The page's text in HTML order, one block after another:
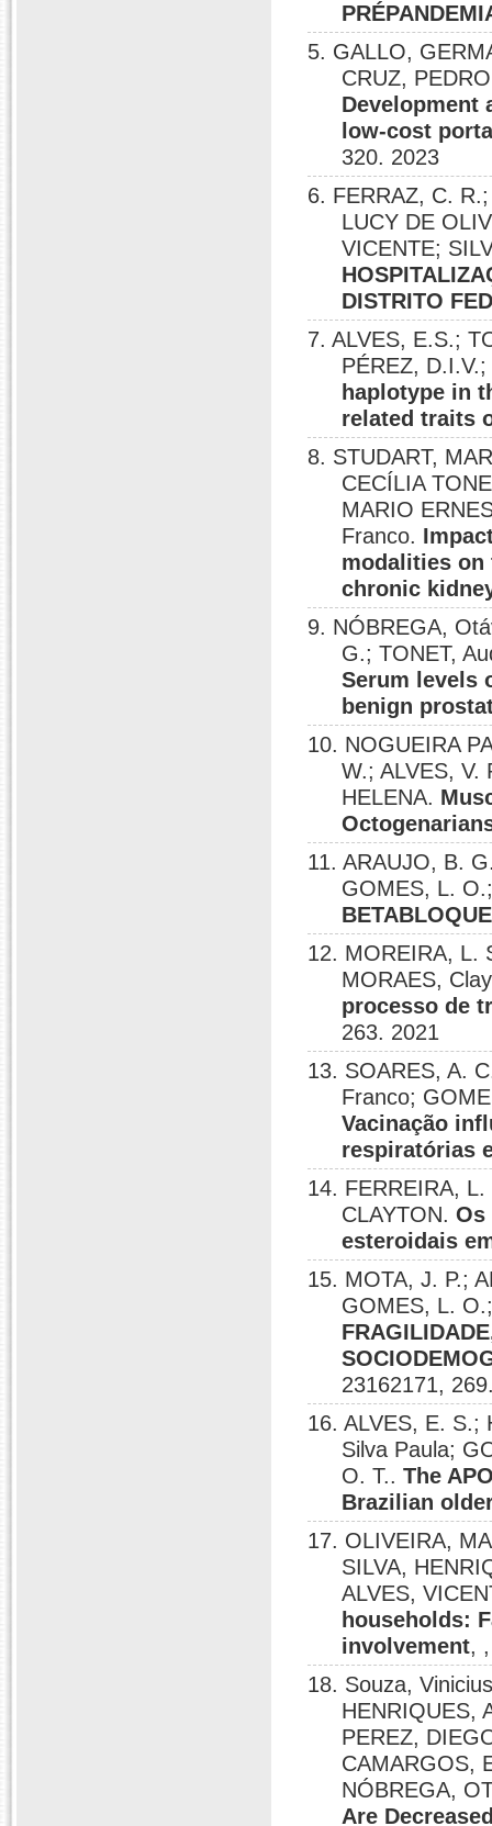
5. GALLO,
CRUZ,
Development
low-cost
320. 2023
6. FERRAZ, C.
LUCY DE
VICENTE;
DISTRITO
7. ALVES, E.S.;
PÉREZ,
haplotype in
related traits
8. STUDART,
CECÍLIA
MARIO
Franco.
modalities
chronic
9. NÓBREGA,
G.; TONET,
Serum levels
benign
10. NOGUEIRA
W.; ALVES, V.
HELENA.
11. ARAUJO, B.
GOMES, L.
12. MOREIRA, L.
MORAES,
processo de
263. 2021
13. SOARES, A.
Franco;
Vacinação
respiratórias
14. FERREIRA,
CLAYTON.Os
esteroidais
15. MOTA, J. P.;
GOMES, L.
23162171,
16. ALVES, E. S.;
Silva Paula;
O. T..The
Brazilian
17. OLIVEIRA,
SILVA,
ALVES,
households:
involvement,
18. Souza,
HENRIQUES,
PEREZ,
CAMARGOS,
NÓBREGA,
Are